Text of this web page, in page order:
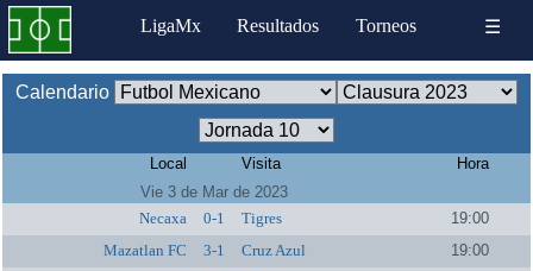
LigaMx Resultados Torneos ☰
Calendario
Local Visita
Hora
Vie 3 de Mar de 2023
Necaxa
0-1 Tigres
19:00
Mazatlan FC
3-1 Cruz Azul
19:00